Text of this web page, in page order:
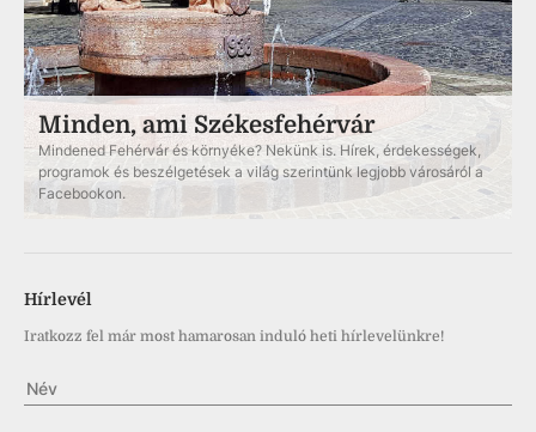
Minden, ami Székesfehérvár
Mindened Fehérvár és környéke? Nekünk is. Hírek, érdekességek,
programok és beszélgetések a világ szerintünk legjobb városáról a
Facebookon.
Hírlevél
Iratkozz fel már most hamarosan induló heti hírlevelünkre!